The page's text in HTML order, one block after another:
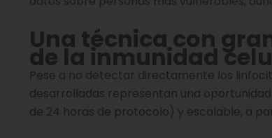
Una técnica con
de la inmunidad
Pese a no detectar directamente los
desarrolladas representan una
de 24 horas de protocolo) y escalable, a